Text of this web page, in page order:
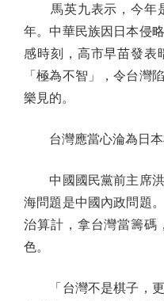
馬英九表示，今年是
年。中華民族因日本侵
感時刻，高市早苗發表
「極為不智」，令台灣
樂見的。
台灣應當心淪為日本
中國國民黨前主席洪
海問題是中國內政問題
治算計，拿台灣當籌碼
色。
「台灣不是棋子，更